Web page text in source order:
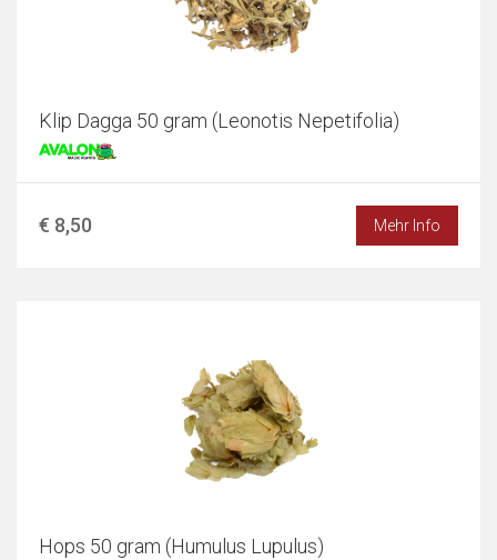
Klip Dagga 50 gram (Leonotis Nepetifolia)
€ 8,50 Mehr Info
Hops 50 gram (Humulus Lupulus)